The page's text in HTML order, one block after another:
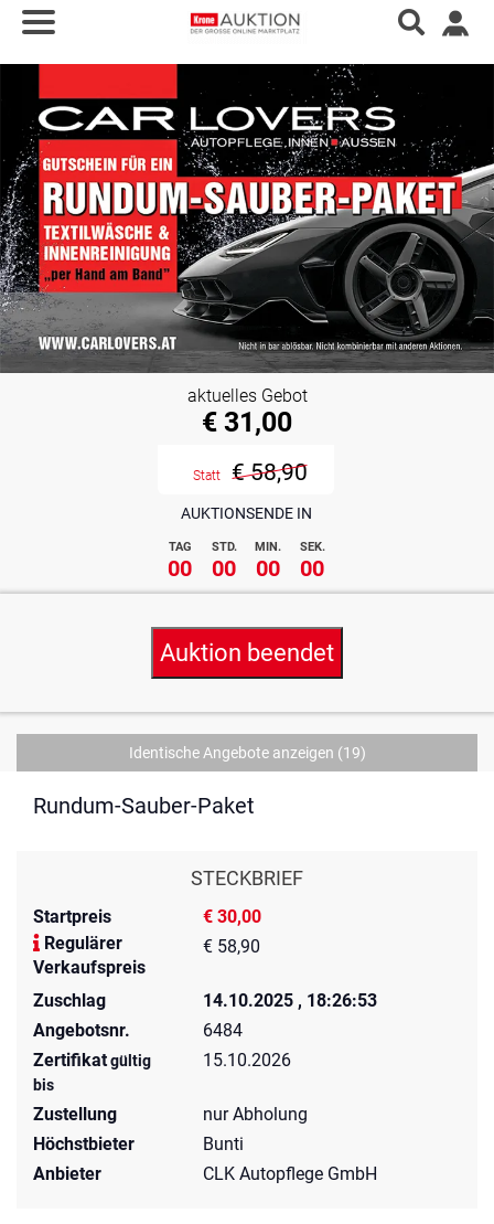
AUKTIONSENDE IN
TAG STD. MIN. SEK.
00 00 00 00
aktuelles Gebot
€ 31,00
Statt € 58,90
Auktion beendet
Identische Angebote anzeigen (19)
Rundum-Sauber-Paket
STECKBRIEF
Startpreis
€ 30,00
Regulärer
Verkaufspreis
€ 58,90
Zuschlag
14.10.2025 , 18:26:53
Angebotsnr.
6484
Zertifikatgültig
bis
15.10.2026
Zustellung
nur Abholung
Höchstbieter
Bunti
Anbieter
CLK Autopflege GmbH